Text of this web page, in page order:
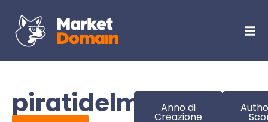
piratidelmarketing.it
Anno di
Creazione